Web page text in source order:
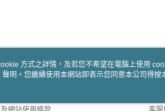
們 客
方式之詳情，及若您不希望在電腦上使用
聲明。您繼續使用本網站即表示您同意本公司得